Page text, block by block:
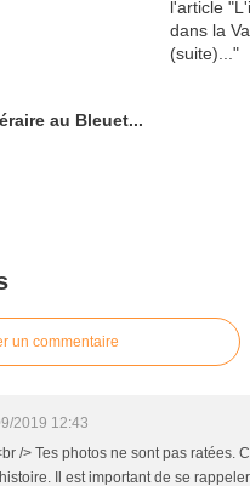
au Bleuet...
un commentaire
2019 12:43
/> Tes photos ne sont pas ratées.
Il est important de se